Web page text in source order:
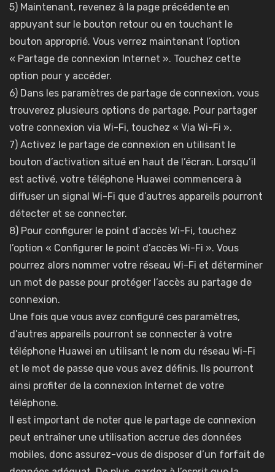
5) Maintenant, revenez à la page précédente en
appuyant sur le bouton retour ou en touchant le
bouton approprié. Vous verrez maintenant l’option
« Partage de connexion Internet ». Touchez cette
option pour y accéder.
6) Dans les paramètres de partage de connexion, vous
trouverez plusieurs options de partage. Pour partager
votre connexion via Wi-Fi, touchez « Via Wi-Fi ».
7) Activez le partage de connexion en utilisant le
bouton d’activation situé en haut de l’écran. Lorsqu’il
est activé, votre téléphone Huawei commencera à
diffuser un signal Wi-Fi que d’autres appareils pourront
détecter et se connecter.
8) Pour configurer le point d’accès Wi-Fi, touchez
l’option « Configurer le point d’accès Wi-Fi ». Vous
pourrez alors nommer votre réseau Wi-Fi et déterminer
un mot de passe pour protéger l’accès au partage de
connexion.
Une fois que vous avez configuré ces paramètres,
d’autres appareils pourront se connecter à votre
téléphone Huawei en utilisant le nom du réseau Wi-Fi
et le mot de passe que vous avez définis. Ils pourront
ainsi profiter de la connexion Internet de votre
téléphone.
Il est important de noter que le partage de connexion
peut entraîner une utilisation accrue des données
mobiles, donc assurez-vous de disposer d’un forfait de